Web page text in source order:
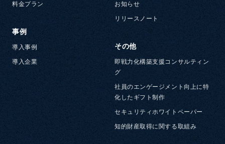
料金プラン
事例
導入事例
導入企業
お知らせ
リリースノート
その他
即戦力化構築支援コンサルティン
グ
社員のエンゲージメント向上に特
化したギフト制作
セキュリティホワイトペーパー
知的財産取得に関する取組み